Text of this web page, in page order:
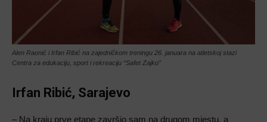
Alen Raonić i Irfan Ribić na zajedničkom treningu 26. januara na atletskoj stazi
Centra za edukaciju, sport i rekreaciju “Safet Zajko”
Irfan Ribić, Sarajevo
– Na kraju prve etape završio sam na drugom mjestu, a